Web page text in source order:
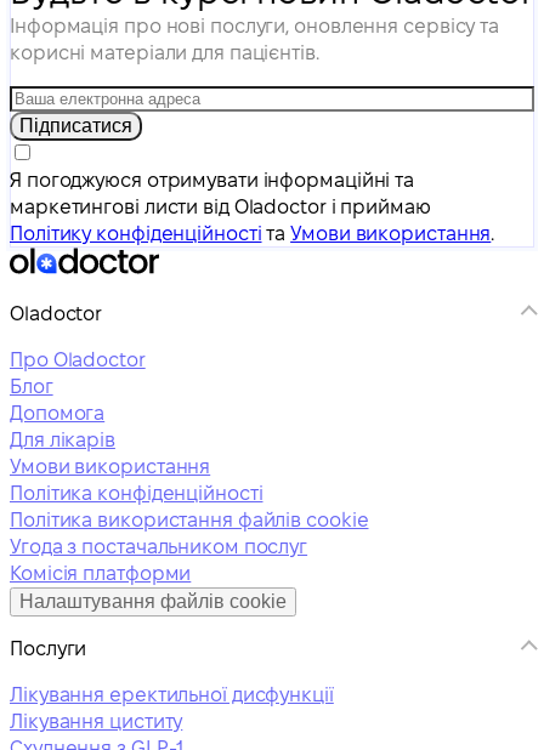
Інформація про нові послуги, оновлення сервісу та
корисні матеріали для пацієнтів.
Підписатися
Я погоджуюся отримувати інформаційні та
маркетингові листи від Oladoctor і приймаю
Політику конфіденційності таУмови використання.
Oladoctor
Про Oladoctor
Блог
Допомога
Для лікарів
Умови використання
Політика конфіденційності
Політика використання файлів cookie
Угода з постачальником послуг
Комісія платформи
Налаштування файлів cookie
Послуги
Лікування еректильної дисфункції
Лікування циститу